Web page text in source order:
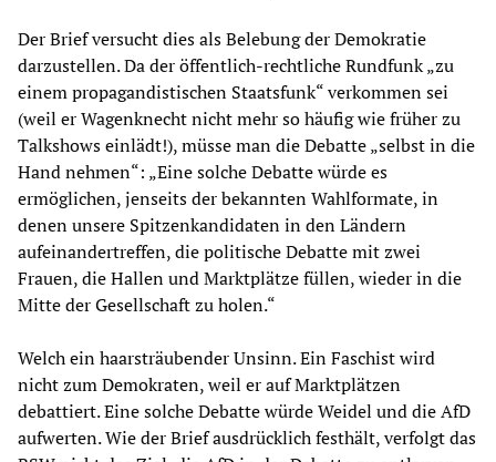
Der Brief versucht dies als Belebung der Demokratie
darzustellen. Da der öffentlich-rechtliche Rundfunk „zu
einem propagandistischen Staatsfunk“ verkommen sei
(weil er Wagenknecht nicht mehr so häufig wie früher zu
Talkshows einlädt!), müsse man die Debatte „selbst in die
Hand nehmen“: „Eine solche Debatte würde es
ermöglichen, jenseits der bekannten Wahlformate, in
denen unsere Spitzenkandidaten in den Ländern
aufeinandertreffen, die politische Debatte mit zwei
Frauen, die Hallen und Marktplätze füllen, wieder in die
Mitte der Gesellschaft zu holen.“
Welch ein haarsträubender Unsinn. Ein Faschist wird
nicht zum Demokraten, weil er auf Marktplätzen
debattiert. Eine solche Debatte würde Weidel und die AfD
aufwerten. Wie der Brief ausdrücklich festhält, verfolgt das